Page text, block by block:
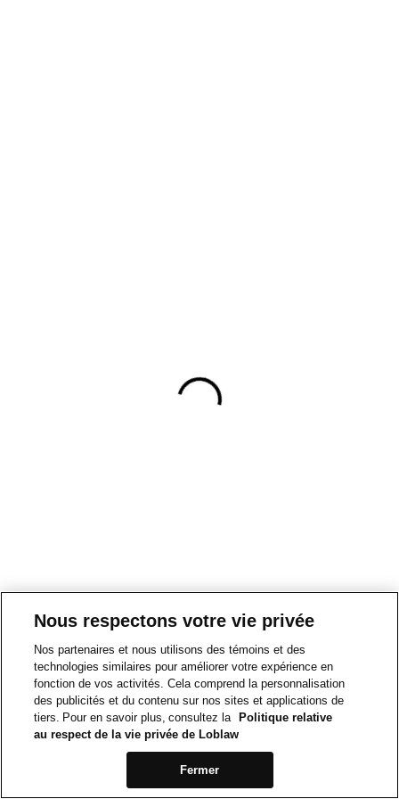
Nous respectons votre vie privée
Nos partenaires et nous utilisons des témoins et des
technologies similaires pour améliorer votre expérience en
fonction de vos activités. Cela comprend la personnalisation
des publicités et du contenu sur nos sites et applications de
tiers. Pour en savoir plus, consultez la
Politique relative
au respect de la vie privée de Loblaw
Fermer